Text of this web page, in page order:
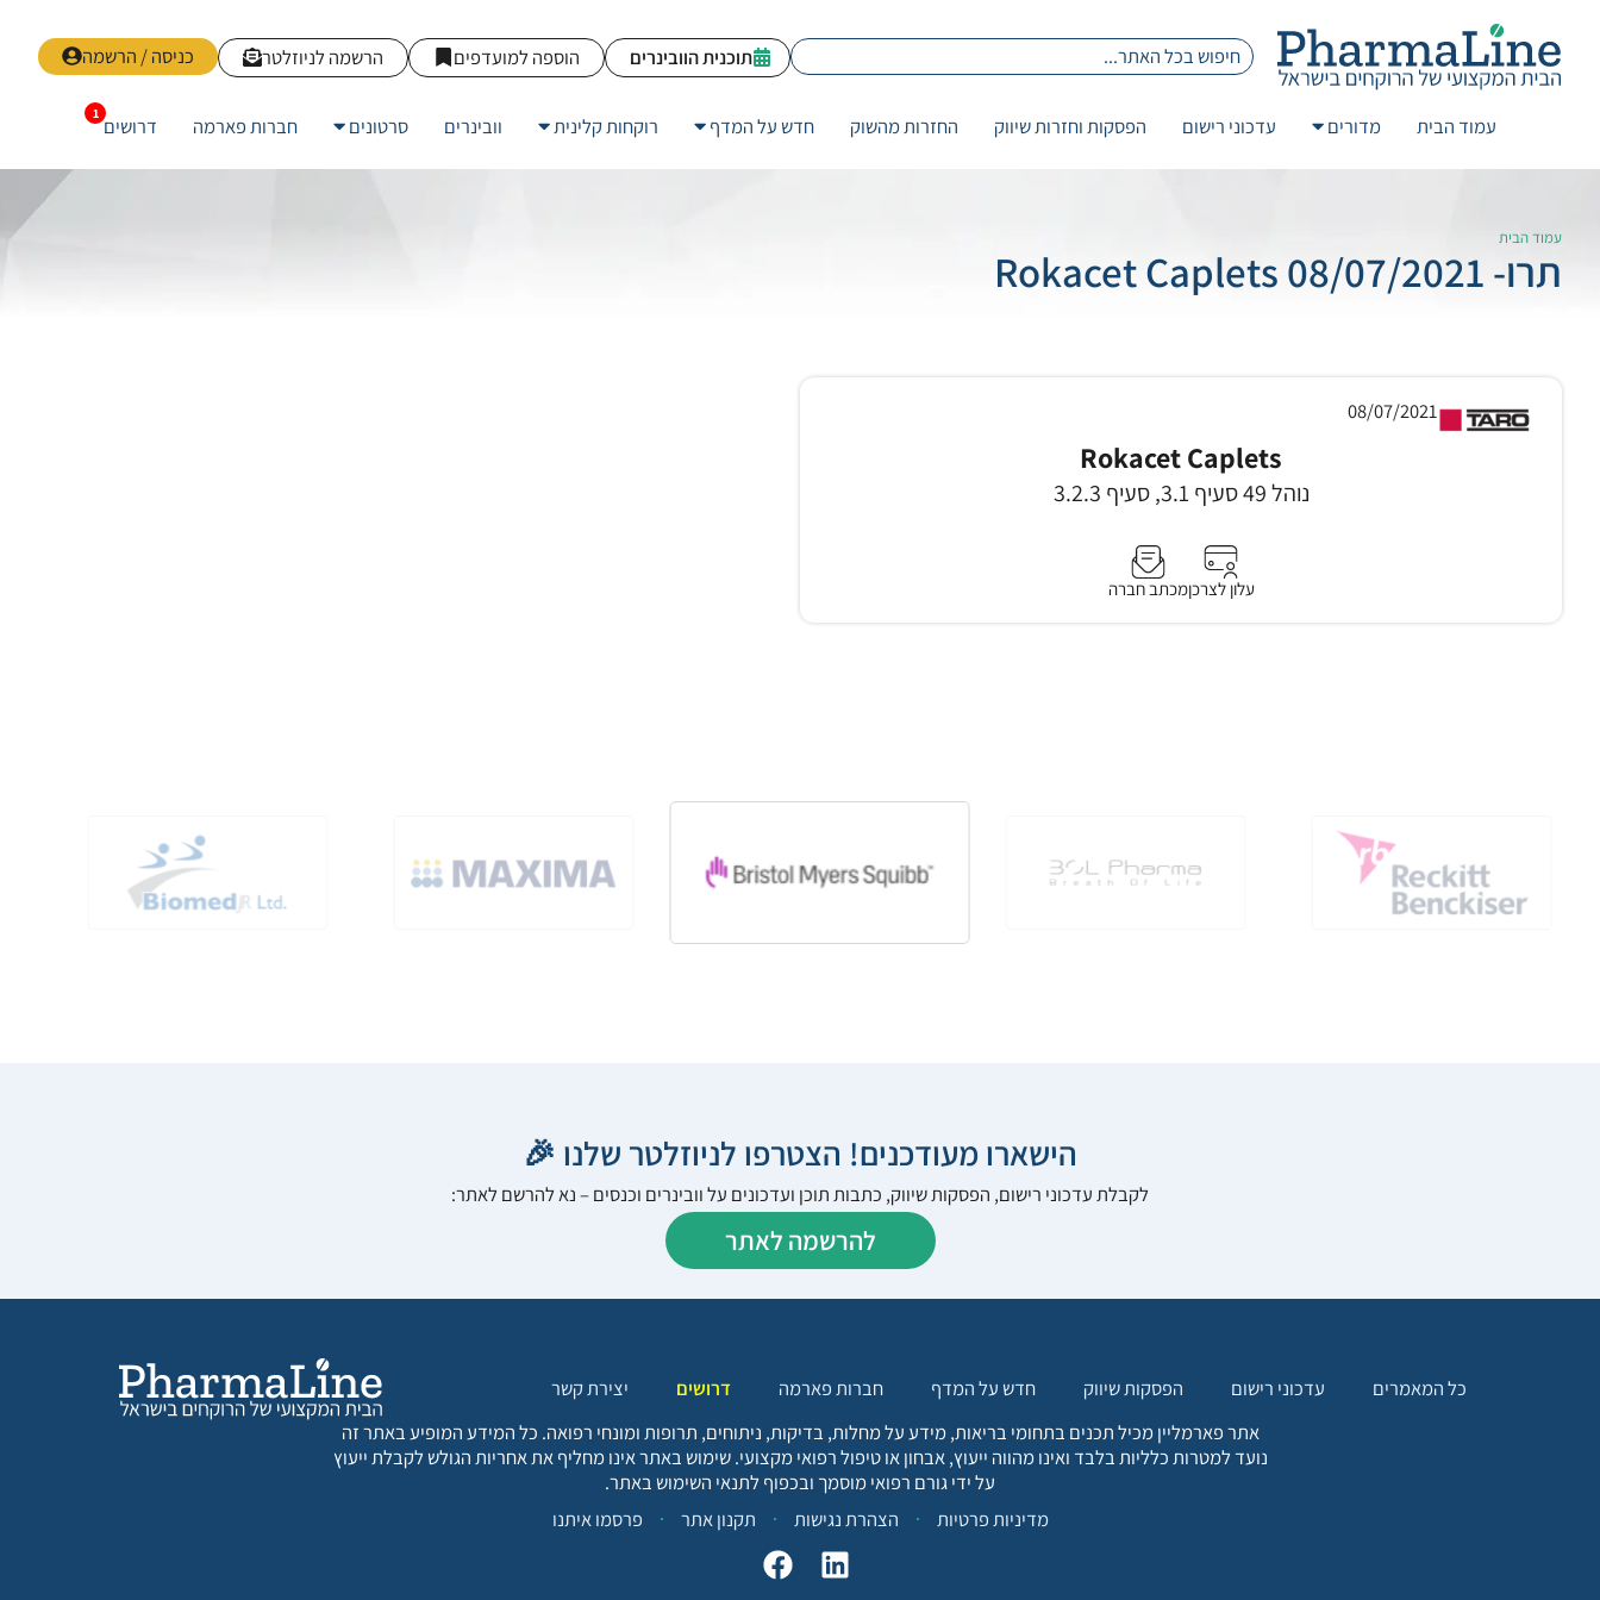
כניסה / הרשמה הרשמה לניוזלטר הוספה למועדפים תוכנית הוובינרים
עמוד הבית מדורים עדכוני רישום הפסקות וחזרות שיווק החזרות מהשוק חדש על המדף רוקחות קלינית וובינרים סרטונים חברות פארמה דרושים
עמוד הבית
תרו- 08/07/2021 Rokacet Caplets
08/07/2021
Rokacet Caplets
נוהל 49 סעיף 3.1, סעיף 3.2.3
עלון לצרכןמכתב חברה
הישארו מעודכנים! הצטרפו לניוזלטר שלנו 🎉
לקבלת עדכוני רישום, הפסקות שיווק, כתבות תוכן ועדכונים על וובינרים וכנסים – נא להרשם לאתר:
להרשמה לאתר
כל המאמרים עדכוני רישום הפסקות שיווק חדש על המדף חברות פארמה דרושים
יצירת קשר
אתר פארמליין מכיל תכנים בתחומי בריאות, מידע על מחלות, בדיקות, ניתוחים, תרופות ומונחי רפואה. כל המידע המופיע באתר זה
נועד למטרות כלליות בלבד ואינו מהווה ייעוץ, אבחון או טיפול רפואי מקצועי. שימוש באתר אינו מחליף את אחריות הגולש לקבלת ייעוץ
על ידי גורם רפואי מוסמך ובכפוף לתנאי השימוש באתר.
מדיניות פרטיות
הצהרת נגישות תקנון אתר פרסמו איתנו